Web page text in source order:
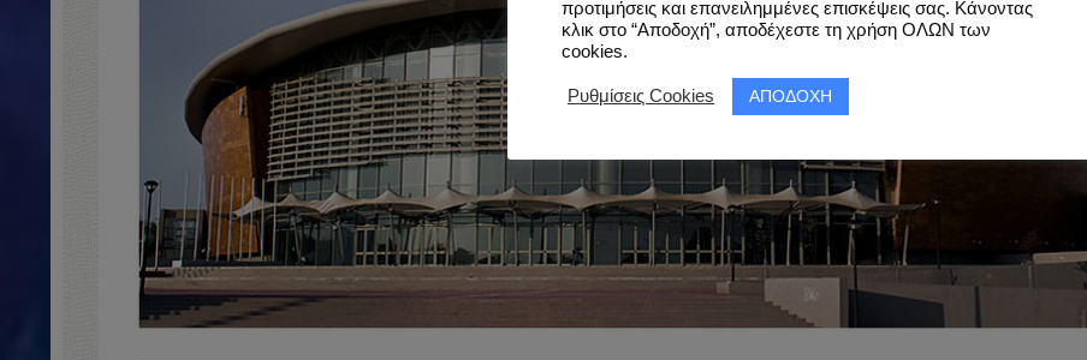
προτιμήσεις και επανειλημμένες επισκέψεις σας. Κάνοντας
κλικ στο “Αποδοχή”, αποδέχεστε τη χρήση ΟΛΩΝ των
cookies.
Ρυθμίσεις Cookies ΑΠΟΔΟΧΗ